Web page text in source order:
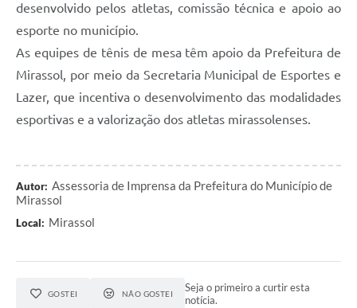
desenvolvido pelos atletas, comissão técnica e apoio ao
esporte no município.
As equipes de tênis de mesa têm apoio da Prefeitura de
Mirassol, por meio da Secretaria Municipal de Esportes e
Lazer, que incentiva o desenvolvimento das modalidades
esportivas e a valorização dos atletas mirassolenses.
Autor: Assessoria de Imprensa da Prefeitura do Município de
Mirassol
Local: Mirassol
GOSTEI NÃO GOSTEI
Seja o primeiro a curtir esta
notícia.